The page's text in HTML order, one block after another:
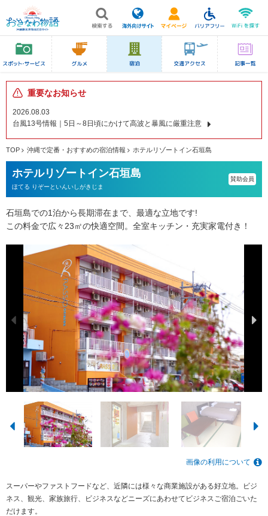
重要なお知らせ
2026.08.03
台風13号情報｜5日～8日頃にかけて高波と暴風に厳重注意
TOP 沖縄で定番・おすすめの宿泊情報 ホテルリゾートイン石垣島
ホテルリゾートイン石垣島
ほてる りぞーといんいしがきじま
賛助会員
石垣島での1泊から長期滞在まで、最適な立地です!
この料金で広々23㎡の快適空間。全室キッチン・充実家電付き！
画像の利用について
スーパーやファストフードなど、近隣には様々な商業施設がある好立地。ビジ
ネス、観光、家族旅行、ビジネスなどニーズにあわせてビジネスご宿泊ごいた
だけます。